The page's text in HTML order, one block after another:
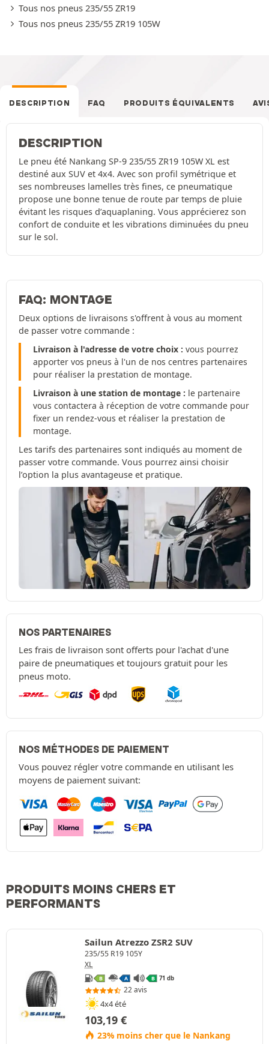
Tous nos pneus 235/55 ZR19
Tous nos pneus 235/55 ZR19 105W
DESCRIPTION FAQ PRODUITS ÉQUIVALENTS
DESCRIPTION
Le pneu été Nankang SP-9 235/55 ZR19 105W XL est
destiné aux SUV et 4x4. Avec son profil symétrique et
ses nombreuses lamelles très fines, ce pneumatique
propose une bonne tenue de route par temps de pluie
évitant les risques d’aquaplaning. Vous apprécierez son
confort de conduite et les vibrations diminuées du pneu
sur le sol.
FAQ: MONTAGE
Deux options de livraisons s'offrent à vous au moment
de passer votre commande :
Livraison à l'adresse de votre choix : vous pourrez
apporter vos pneus à l'un de nos centres partenaires
pour réaliser la prestation de montage.
Livraison à une station de montage : le partenaire
vous contactera à réception de votre commande pour
fixer un rendez-vous et réaliser la prestation de
montage.
Les tarifs des partenaires sont indiqués au moment de
passer votre commande. Vous pourrez ainsi choisir
l’option la plus avantageuse et pratique.
NOS PARTENAIRES
Les frais de livraison sont offerts pour l'achat d'une
paire de pneumatiques et toujours gratuit pour les
pneus moto.
NOS MÉTHODES DE PAIEMENT
Vous pouvez régler votre commande en utilisant les
moyens de paiement suivant:
PRODUITS MOINS CHERS ET
PERFORMANTS
Sailun Atrezzo ZSR2 SUV
235/55 R19 105Y
XL
B A B 71 db
22 avis
4x4 été
103,19 €
23% moins cher que le Nankang